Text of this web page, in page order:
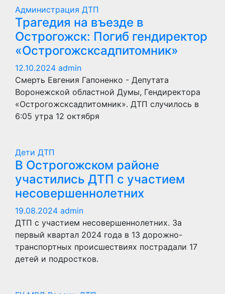
Администрация ДТП
Трагедия на въезде в
Острогожск: Погиб гендиректор
«Острогожсксадпитомник»
12.10.2024 admin
Смерть Евгения Гапоненко - Депутата
Воронежской областной Думы, Гендиректора
«Острогожсксадпитомник». ДТП случилось в
6:05 утра 12 октября
Дети ДТП
В Острогожском районе
участились ДТП с участием
несовершеннолетних
19.08.2024 admin
ДТП с участием несовершеннолетних. За
первый квартал 2024 года в 13 дорожно-
транспортных происшествиях пострадали 17
детей и подростков.